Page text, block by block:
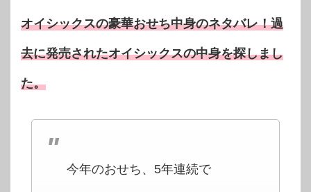
オイシックスの豪華おせち中身のネタバレ！過
去に発売されたオイシックスの中身を探しまし
た。
今年のおせち、5年連続で